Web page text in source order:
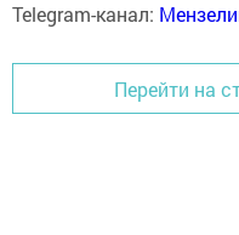
Telegram-канал:
Перейти на